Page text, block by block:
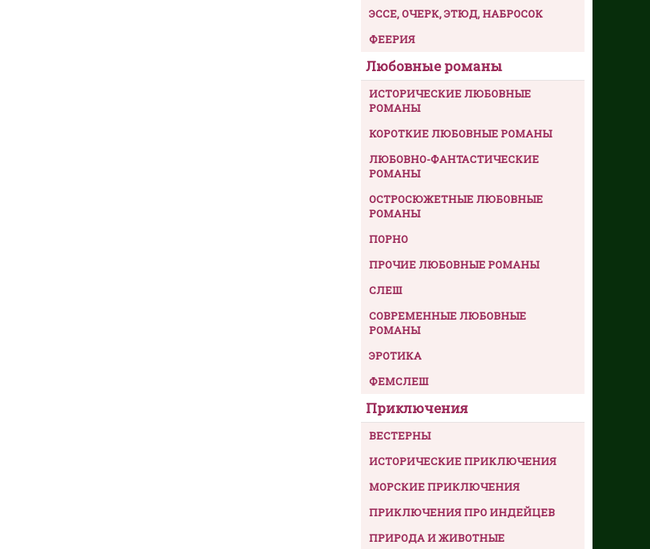
ЭССЕ, ОЧЕРК, ЭТЮД, НАБРОСОК
ФЕЕРИЯ
Любовные романы
ИСТОРИЧЕСКИЕ ЛЮБОВНЫЕ
РОМАНЫ
КОРОТКИЕ ЛЮБОВНЫЕ РОМАНЫ
ЛЮБОВНО-ФАНТАСТИЧЕСКИЕ
РОМАНЫ
ОСТРОСЮЖЕТНЫЕ ЛЮБОВНЫЕ
РОМАНЫ
ПОРНО
ПРОЧИЕ ЛЮБОВНЫЕ РОМАНЫ
СЛЕШ
СОВРЕМЕННЫЕ ЛЮБОВНЫЕ
РОМАНЫ
ЭРОТИКА
ФЕМСЛЕШ
Приключения
ВЕСТЕРНЫ
ИСТОРИЧЕСКИЕ ПРИКЛЮЧЕНИЯ
МОРСКИЕ ПРИКЛЮЧЕНИЯ
ПРИКЛЮЧЕНИЯ ПРО ИНДЕЙЦЕВ
ПРИРОДА И ЖИВОТНЫЕ